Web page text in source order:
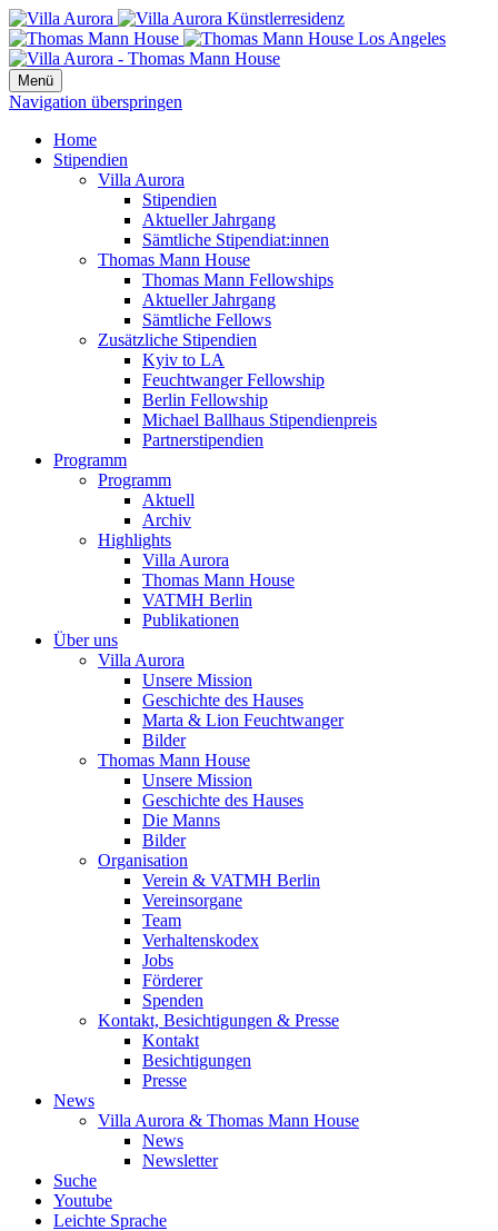
Menü
Navigation überspringen
Home
Stipendien
Villa Aurora
Stipendien
Aktueller Jahrgang
Sämtliche Stipendiat:innen
Thomas Mann House
Thomas Mann Fellowships
Aktueller Jahrgang
Sämtliche Fellows
Zusätzliche Stipendien
Kyiv to LA
Feuchtwanger Fellowship
Berlin Fellowship
Michael Ballhaus Stipendienpreis
Partnerstipendien
Programm
Programm
Aktuell
Archiv
Highlights
Villa Aurora
Thomas Mann House
VATMH Berlin
Publikationen
Über uns
Villa Aurora
Unsere Mission
Geschichte des Hauses
Marta & Lion Feuchtwanger
Bilder
Thomas Mann House
Unsere Mission
Geschichte des Hauses
Die Manns
Bilder
Organisation
Verein & VATMH Berlin
Vereinsorgane
Team
Verhaltenskodex
Jobs
Förderer
Spenden
Kontakt, Besichtigungen & Presse
Kontakt
Besichtigungen
Presse
News
Villa Aurora & Thomas Mann House
News
Newsletter
Suche
Youtube
Leichte Sprache